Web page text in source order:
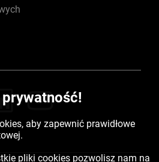
aby zapewnić prawidłowe
pliki cookies pozwolisz nam na